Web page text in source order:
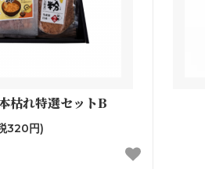
枯れ特選セットB
320円)